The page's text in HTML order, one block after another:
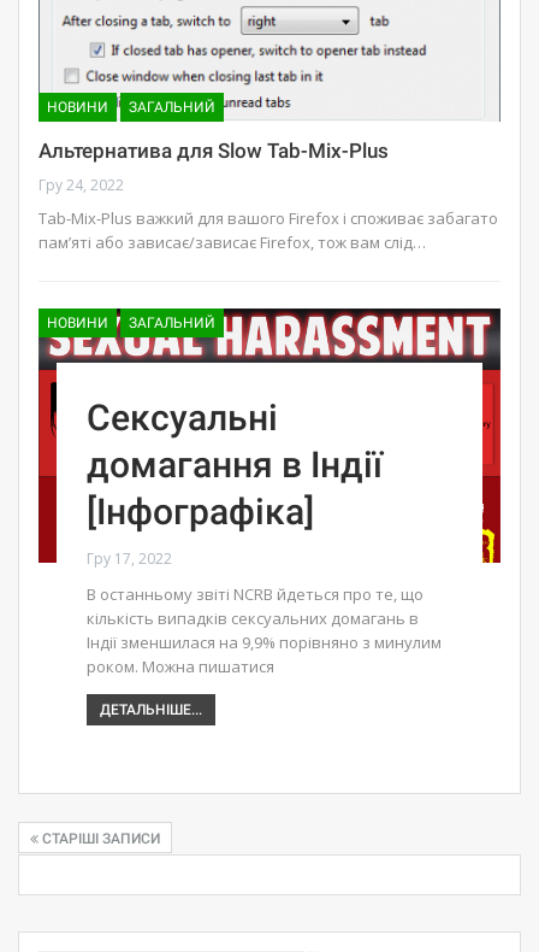
НОВИНИ ЗАГАЛЬНИЙ
Альтернатива для Slow Tab-Mix-Plus
Гру 24, 2022
Tab-Mix-Plus важкий для вашого Firefox і споживає забагато
пам’яті або зависає/зависає Firefox, тож вам слід…
НОВИНИ ЗАГАЛЬНИЙ
Сексуальні
домагання в Індії
[Інфографіка]
Гру 17, 2022
В останньому звіті NCRB йдеться про те, що
кількість випадків сексуальних домагань в
Індії зменшилася на 9,9% порівняно з минулим
роком. Можна пишатися
ДЕТАЛЬНІШЕ...
СТАРІШІ ЗАПИСИ